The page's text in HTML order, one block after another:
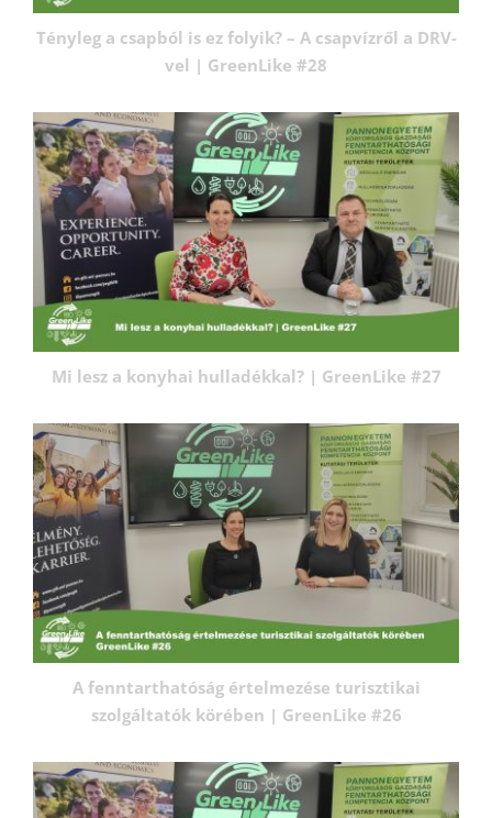
Tényleg a csapból is ez folyik? – A csapvízről a DRV-
vel | GreenLike #28
Mi lesz a konyhai hulladékkal? | GreenLike #27
A fenntarthatóság értelmezése turisztikai
szolgáltatók körében | GreenLike #26